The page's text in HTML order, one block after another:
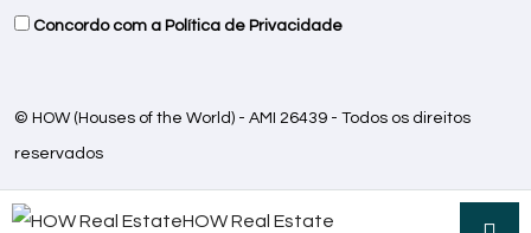
HOW Real Estate
Concordo com a Política de Privacidade
© HOW (Houses of the World) - AMI 26439 - Todos os direitos
reservados